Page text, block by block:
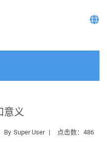
意义
By Super User 点击数：486